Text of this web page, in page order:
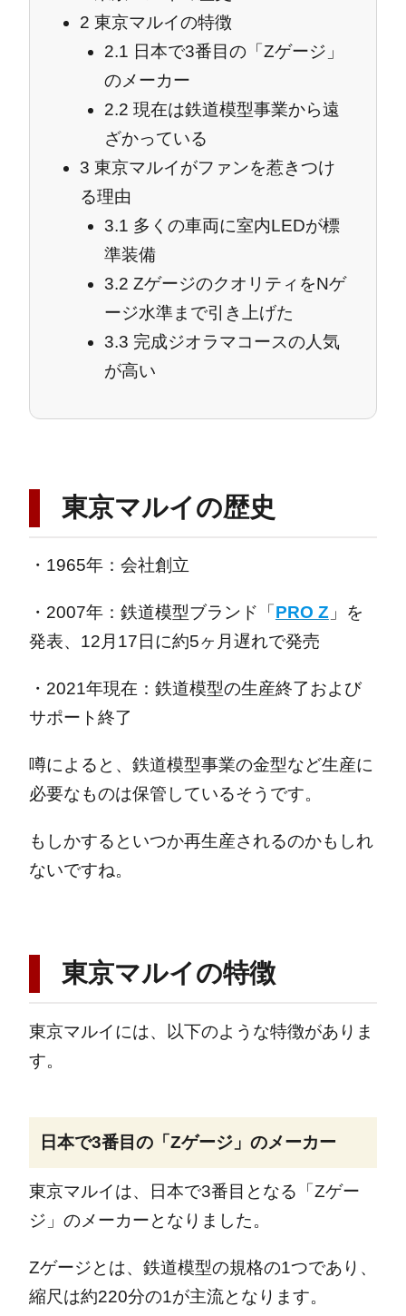
2 東京マルイの特徴
2.1 日本で3番目の「Zゲージ」
のメーカー
2.2 現在は鉄道模型事業から遠
ざかっている
3 東京マルイがファンを惹きつけ
る理由
3.1 多くの車両に室内LEDが標
準装備
3.2 ZゲージのクオリティをNゲ
ージ水準まで引き上げた
3.3 完成ジオラマコースの人気
が高い
東京マルイの歴史
・1965年：会社創立
・2007年：鉄道模型ブランド「 PRO Z 」を
発表、12月17日に約5ヶ月遅れで発売
・2021年現在：鉄道模型の生産終了および
サポート終了
噂によると、鉄道模型事業の金型など生産に
必要なものは保管しているそうです。
もしかするといつか再生産されるのかもしれ
ないですね。
東京マルイの特徴
東京マルイには、以下のような特徴がありま
す。
日本で3番目の「Zゲージ」のメーカー
東京マルイは、日本で3番目となる「Zゲー
ジ」のメーカーとなりました。
Zゲージとは、鉄道模型の規格の1つであり、
縮尺は約220分の1が主流となります。